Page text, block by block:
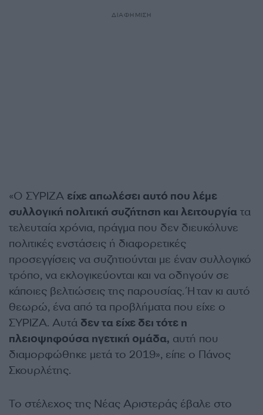
ΔΙΑΦΗΜΙΣΗ
«Ο ΣΥΡΙΖΑ είχε απωλέσει αυτό που λέμε
συλλογική πολιτική συζήτηση και λειτουργία τα
τελευταία χρόνια, πράγμα που δεν διευκόλυνε
πολιτικές ενστάσεις ή διαφορετικές
προσεγγίσεις να συζητιούνται με έναν συλλογικό
τρόπο, να εκλογικεύονται και να οδηγούν σε
κάποιες βελτιώσεις της παρουσίας. Ήταν κι αυτό
θεωρώ, ένα από τα προβλήματα που είχε ο
ΣΥΡΙΖΑ. Αυτά δεν τα είχε δει τότε η
πλειοψηφούσα ηγετική ομάδα, αυτή που
διαμορφώθηκε μετά το 2019», είπε ο Πάνος
Σκουρλέτης.
Το στέλεχος της Νέας Αριστεράς έβαλε στο